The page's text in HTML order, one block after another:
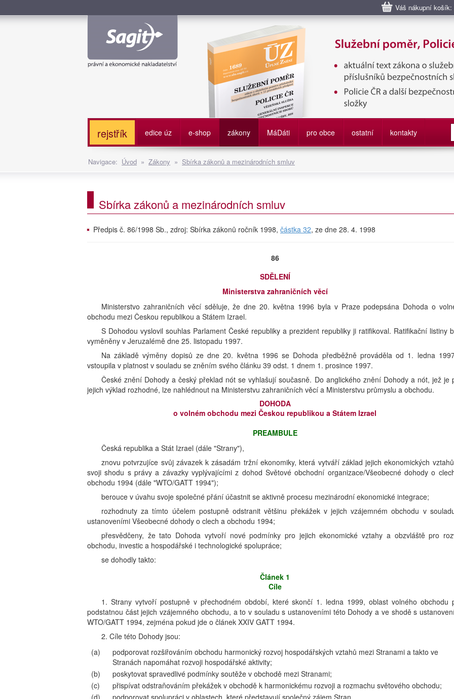
Váš nákupní
Služební poměr příslušníků bezpečnostních sborů, Policie ČR, Vězeňská
služby
rejstřík edice úz e-shop zákony MáDáti pro obce ostatní kontakty
Navigace: Úvod » Zákony » Sbírka zákonů a mezinárodních smluv
Sbírka zákonů a mezinárodních smluv
Předpis č. 86/1998 Sb., zdroj: Sbírka zákonů ročník 1998, částka 32, ze dne 28. 4. 1998
86
SDĚLENÍ
Ministerstva zahraničních věcí
Ministerstvo zahraničních věcí sděluje, že dne 20. května 1996 byla v Praze podepsána Dohoda o
obchodu mezi Českou republikou a Státem Izrael.
S Dohodou vyslovil souhlas Parlament České republiky a prezident republiky ji ratifikoval. Ratifikační listiny
vyměněny v Jeruzalémě dne 25. listopadu 1997.
Na základě výměny dopisů ze dne 20. května 1996 se Dohoda předběžně prováděla od 1. ledna
vstoupila v platnost v souladu se zněním svého článku 39 odst. 1 dnem 1. prosince 1997.
České znění Dohody a český překlad nót se vyhlašují současně. Do anglického znění Dohody a nót, jež je
jejich výklad rozhodné, lze nahlédnout na Ministerstvu zahraničních věcí a Ministerstvu průmyslu a obchodu.
DOHODA
o volném obchodu mezi Českou republikou a Státem Izrael
PREAMBULE
Česká republika a Stát Izrael (dále "Strany"),
znovu potvrzujíce svůj závazek k zásadám tržní ekonomiky, která vytváří základ jejich ekonomických
svoji shodu s právy a závazky vyplývajícími z dohod Světové obchodní organizace/Všeobecné dohody o
obchodu 1994 (dále "WTO/GATT 1994");
berouce v úvahu svoje společné přání účastnit se aktivně procesu mezinárodní ekonomické integrace;
rozhodnuty za tímto účelem postupně odstranit většinu překážek v jejich vzájemném obchodu v
ustanoveními Všeobecné dohody o clech a obchodu 1994;
přesvědčeny, že tato Dohoda vytvoří nové podmínky pro jejich ekonomické vztahy a obzvláště pro
obchodu, investic a hospodářské i technologické spolupráce;
se dohodly takto:
Článek 1
Cíle
1. Strany vytvoří postupně v přechodném období, které skončí 1. ledna 1999, oblast volného obchodu
podstatnou část jejich vzájemného obchodu, a to v souladu s ustanoveními této Dohody a ve shodě s
WTO/GATT 1994, zejména pokud jde o článek XXIV GATT 1994.
2. Cíle této Dohody jsou:
(a)
podporovat rozšiřováním obchodu harmonický rozvoj hospodářských vztahů mezi Stranami a takto ve
Stranách napomáhat rozvoji hospodářské aktivity;
(b)
poskytovat spravedlivé podmínky soutěže v obchodě mezi Stranami;
(c)
přispívat odstraňováním překážek v obchodě k harmonickému rozvoji a rozmachu světového obchodu;
(d)
podporovat spolupráci v oblastech, které představují společný zájem Stran.